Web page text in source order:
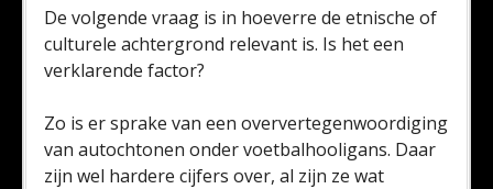
De volgende vraag is in hoeverre de etnische of
culturele achtergrond relevant is. Is het een
verklarende factor?
Zo is er sprake van een oververtegenwoordiging
van autochtonen onder voetbalhooligans. Daar
zijn wel hardere cijfers over, al zijn ze wat